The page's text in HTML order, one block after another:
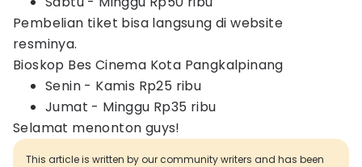
Pembelian tiket bisa langsung di website
resminya.
Bioskop Bes Cinema Kota Pangkalpinang
Senin - Kamis Rp25 ribu
Jumat - Minggu Rp35 ribu
Selamat menonton guys!
This article is written by our community writers and has been